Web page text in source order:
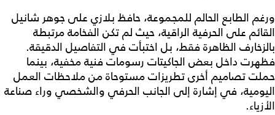
ورغم الطابع الحالم للمجموعة، حافظ بلازي على جوهر شانيل
القائم على الحرفية الراقية، حيث لم تكن الفخامة مرتبطة
بالزخارف الظاهرة فقط، بل اختبأت في التفاصيل الدقيقة.
فظهرت داخل بعض الجاكيتات رسومات فنية مخفية، بينما
حملت تصاميم أخرى تطريزات مستوحاة من ملاحظات العمل
اليومية، في إشارة إلى الجانب الحرفي والشخصي وراء صناعة
الأزياء.